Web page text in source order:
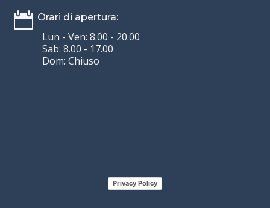
 Orari di apertura:
Lun - Ven: 8.00 - 20.00
Sab: 8.00 - 17.00
Dom: Chiuso
Privacy Policy